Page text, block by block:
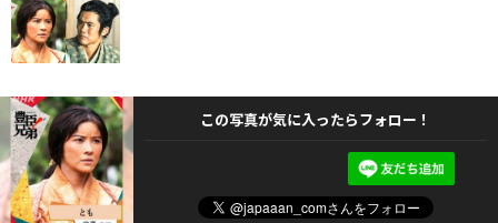
この写真が気に入ったらフォロー！